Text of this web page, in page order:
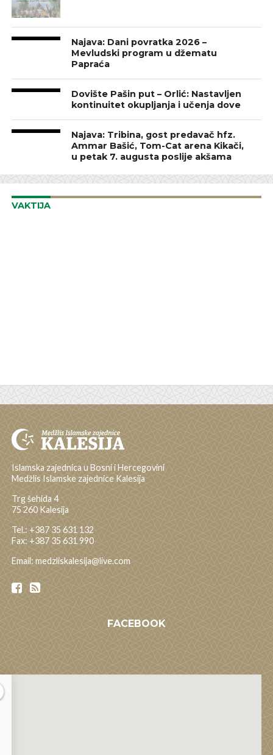
Najava: Dani povratka 2026 –
Mevludski program u džematu
Papraća
Dovište Pašin put – Orlić: Nastavljen
kontinuitet okupljanja i učenja dove
Najava: Tribina, gost predavač hfz.
Ammar Bašić, Tom-Cat arena Kikači,
u petak 7. augusta poslije akšama
VAKTIJA
Islamska zajednica u Bosni i Hercegovini
Medžlis Islamske zajednice Kalesija
Trg šehida 4
75 260 Kalesija
Tel.: +387 35 631 132
Fax: +387 35 631 990
Email: medzliskalesija@live.com
FACEBOOK